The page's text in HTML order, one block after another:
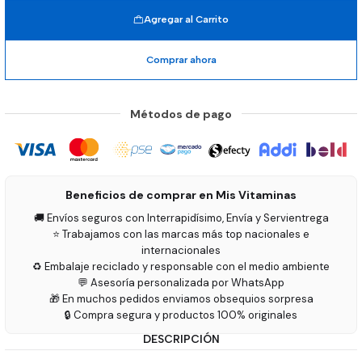
Agregar al Carrito
Comprar ahora
Métodos de pago
Beneficios de comprar en Mis Vitaminas
🚚 Envíos seguros con Interrapidísimo, Envía y Servientrega
⭐ Trabajamos con las marcas más top nacionales e
internacionales
♻️ Embalaje reciclado y responsable con el medio ambiente
💬 Asesoría personalizada por WhatsApp
🎁 En muchos pedidos enviamos obsequios sorpresa
🔒 Compra segura y productos 100% originales
DESCRIPCIÓN